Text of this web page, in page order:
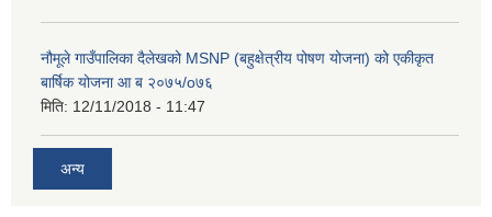
नौमूले गाउँपालिका दैलेखको MSNP (बहुक्षेत्रीय पोषण योजना) को एकीकृत
बार्षिक योजना आ ब २०७५/o७६
मिति: 12/11/2018 - 11:47
अन्य